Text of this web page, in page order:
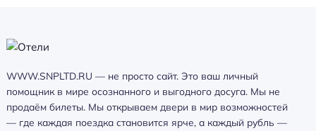
WWW.SNPLTD.RU — не просто сайт. Это ваш личный
помощник в мире осознанного и выгодного досуга. Мы не
продаём билеты. Мы открываем двери в мир возможностей
— где каждая поездка становится ярче, а каждый рубль —